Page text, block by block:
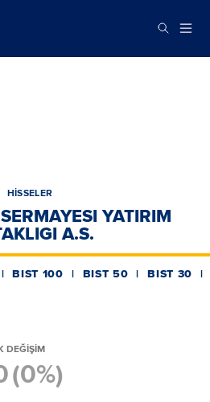
HİSSELER
YATIRIM
A.S.
BIST 100 BIST 50 BIST 30
DEĞİŞİM
(0%)